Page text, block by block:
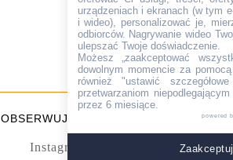
OBSERWUJ BLOGA
Instagram
urządzeniach i ekranach (w tym
i wideo), personalizować je,
odbiorców. Nagrywanie wideo
ulepszać Twoje doświadczenie.
Możesz „zaakceptować
dowolnym momencie za
również "ustawić
przetwarzaniom
przez 6 miesiące.
powered